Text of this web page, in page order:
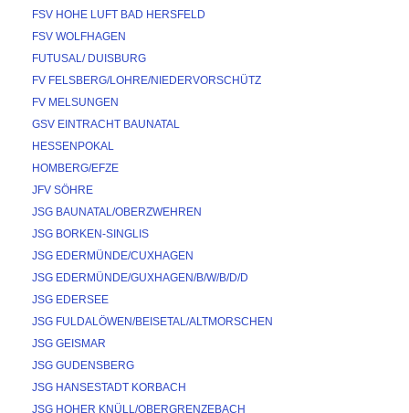
FSV HOHE LUFT BAD HERSFELD
FSV WOLFHAGEN
FUTUSAL/ DUISBURG
FV FELSBERG/LOHRE/NIEDERVORSCHÜTZ
FV MELSUNGEN
GSV EINTRACHT BAUNATAL
HESSENPOKAL
HOMBERG/EFZE
JFV SÖHRE
JSG BAUNATAL/OBERZWEHREN
JSG BORKEN-SINGLIS
JSG EDERMÜNDE/CUXHAGEN
JSG EDERMÜNDE/GUXHAGEN/B/W/B/D/D
JSG EDERSEE
JSG FULDALÖWEN/BEISETAL/ALTMORSCHEN
JSG GEISMAR
JSG GUDENSBERG
JSG HANSESTADT KORBACH
JSG HOHER KNÜLL/OBERGRENZEBACH